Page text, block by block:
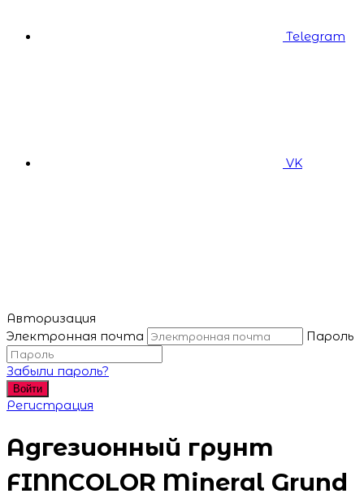
Telegram
VK
Авторизация
Электронная почта
Пароль
Забыли пароль?
Войти
Регистрация
Адгезионный грунт
FINNCOLOR Mineral Grund